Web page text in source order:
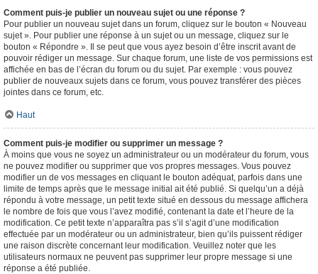
Comment puis-je publier un nouveau sujet ou une réponse ?
Pour publier un nouveau sujet dans un forum, cliquez sur le bouton « Nouveau
sujet ». Pour publier une réponse à un sujet ou un message, cliquez sur le
bouton « Répondre ». Il se peut que vous ayez besoin d’être inscrit avant de
pouvoir rédiger un message. Sur chaque forum, une liste de vos permissions est
affichée en bas de l’écran du forum ou du sujet. Par exemple : vous pouvez
publier de nouveaux sujets dans ce forum, vous pouvez transférer des pièces
jointes dans ce forum, etc.
Haut
Comment puis-je modifier ou supprimer un message ?
À moins que vous ne soyez un administrateur ou un modérateur du forum, vous
ne pouvez modifier ou supprimer que vos propres messages. Vous pouvez
modifier un de vos messages en cliquant le bouton adéquat, parfois dans une
limite de temps après que le message initial ait été publié. Si quelqu’un a déjà
répondu à votre message, un petit texte situé en dessous du message affichera
le nombre de fois que vous l’avez modifié, contenant la date et l’heure de la
modification. Ce petit texte n’apparaîtra pas s’il s’agit d’une modification
effectuée par un modérateur ou un administrateur, bien qu’ils puissent rédiger
une raison discrète concernant leur modification. Veuillez noter que les
utilisateurs normaux ne peuvent pas supprimer leur propre message si une
réponse a été publiée.